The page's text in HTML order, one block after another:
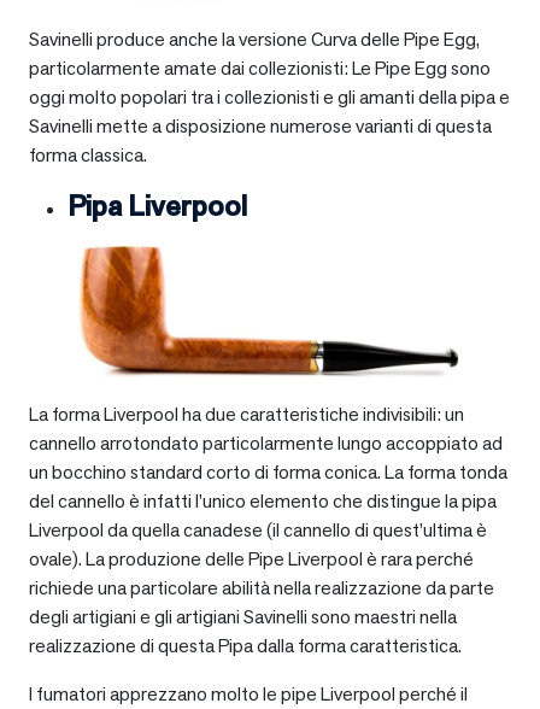
Savinelli produce anche la versione Curva delle Pipe Egg,
particolarmente amate dai collezionisti: Le Pipe Egg sono
oggi molto popolari tra i collezionisti e gli amanti della pipa e
Savinelli mette a disposizione numerose varianti di questa
forma classica.
Pipa Liverpool
La forma Liverpool ha due caratteristiche indivisibili: un
cannello arrotondato particolarmente lungo accoppiato ad
un bocchino standard corto di forma conica. La forma tonda
del cannello è infatti l’unico elemento che distingue la pipa
Liverpool da quella canadese (il cannello di quest’ultima è
ovale). La produzione delle Pipe Liverpool è rara perché
richiede una particolare abilità nella realizzazione da parte
degli artigiani e gli artigiani Savinelli sono maestri nella
realizzazione di questa Pipa dalla forma caratteristica.
I fumatori apprezzano molto le pipe Liverpool perché il